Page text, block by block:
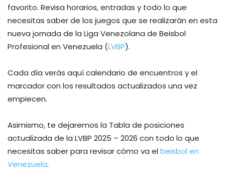
favorito. Revisa horarios, entradas y todo lo que
necesitas saber de los juegos que se realizarán en esta
nueva jornada de la Liga Venezolana de Beisbol
Profesional en Venezuela (LVBP).
Cada día verás aquí calendario de encuentros y el
marcador con los resultados actualizados una vez
empiecen.
Asimismo, te dejaremos la Tabla de posiciones
actualizada de la LVBP 2025 – 2026 con todo lo que
necesitas saber para revisar cómo va elbeisbol en
Venezuela.